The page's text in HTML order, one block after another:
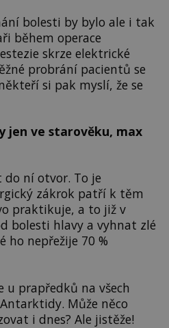
bolesti by bylo ale i tak
během operace
skrze elektrické
probrání pacientů se
si pak myslí, že se
jen ve starověku, max
ní otvor. To je
zákrok patří k těm
praktikuje, a to již v
bolesti hlavy a vyhnat zlé
ho nepřežije 70 %
u prapředků na všech
Může něco
i dnes? Ale jistěže!